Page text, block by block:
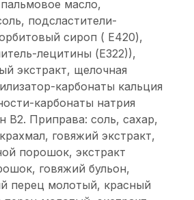
масло,
подсластители-
сироп ( E420),
лецитины (Е322)),
экстракт, щелочная
карбонаты кальция
карбонаты натрия
В2. Приправа: соль, сахар,
говяжий экстракт,
порошок, экстракт
говяжий бульон,
перец молотый, красный